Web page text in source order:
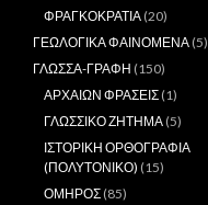
ΦΡΑΓΚΟΚΡΑΤΙΑ (20)
ΓΕΩΛΟΓΙΚΑ ΦΑΙΝΟΜΕΝΑ (5)
ΓΛΩΣΣΑ-ΓΡΑΦΗ (150)
ΑΡΧΑΙΩΝ ΦΡΑΣΕΙΣ (1)
ΓΛΩΣΣΙΚΟ ΖΗΤΗΜΑ (5)
ΙΣΤΟΡΙΚΗ ΟΡΘΟΓΡΑΦΙΑ
(ΠΟΛΥΤΟΝΙΚΟ) (15)
ΟΜΗΡΟΣ (85)